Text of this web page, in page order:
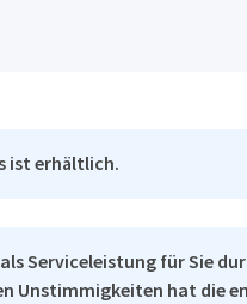
ist erhältlich.
Serviceleistung für Sie
Unstimmigkeiten hat die